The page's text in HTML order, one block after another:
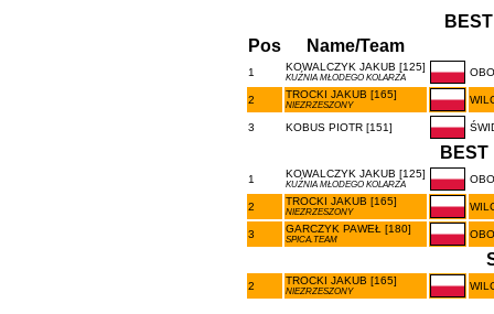
Pos
Name/Team
1 KOWALCZYK JAKUB [125]
KUŹNIA MŁODEGO KOLARZA
2 TROCKI JAKUB [165]
NIEZRZESZONY
3 KOBUS PIOTR [151]
BEST
1 KOWALCZYK JAKUB [125]
KUŹNIA MŁODEGO KOLARZA
2 TROCKI JAKUB [165]
NIEZRZESZONY
3 GARCZYK PAWEŁ [180]
SPICA.TEAM
2 TROCKI JAKUB [165]
NIEZRZESZONY